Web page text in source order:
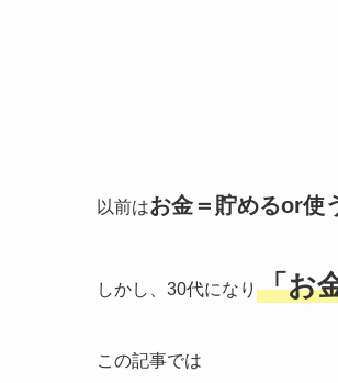
以前はお金＝貯めるor使
しかし、30代になり 「お
この記事では